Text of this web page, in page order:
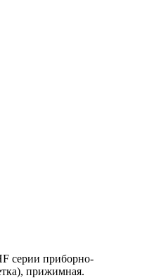
серии приборно-
прижимная.